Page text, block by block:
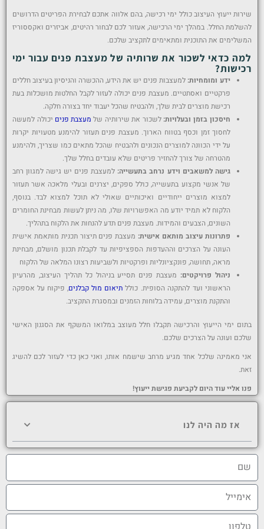
סמן קישורים
את
כל
האפשרויות
שירות ייעוץ העיצוב כולל ימי רכישה, בהם אלווה אתכם לבחירת הפריטים הדרושים
להשלמת החלל. במהלך ימי הרכישה, אעזור לכם לבחור רהיטים, אביזרים ואקססוריז
המשלימים את התוכנית ומתאימים לתקציב שלכם.
למה כדאי לשכור את שרותיה של מעצבת פנים עבור ימי
רכישות?
ידע ומומחיות: למעצבות פנים יש את הידע, ההכשרה והניסיון בעיצוב חללים
פרקטיים ואסתטיים. מעצבת פנים יכולה לעזור לקבל החלטות מושכלות בעת
רכישת מוצרים לבית שלך, ולהבטיח שהכל יעבוד יחד בצורה חלקה.
חיסכון בזמן ובעלויות: לשכור את שירותיה של מעצבת פנים יכולה למעשה
לחסוך זמן וכסף בטווח הארוך. מעצבת פנים תעזור להימנע מטעויות יקרות
על ידי הכוונה למוצרים הנכונים ולהבטיח שהכל מתאים כמו שצריך, ולהימנע
מהטרחה של צורך להחזיר פריטים שלא עובדים בחלל שלך.
גישה למשאבים וידע נרחב בתעשייה: למעצבת פנים יש גישה למגוון רחב
של אנשי מקצוע בתעשייה, כולל ספקים, יצרנים ובעלי מלאכה אשר תעזור
למצוא מוצרים ייחודיים ואיכותיים שאולי לא תוכל למצוא לבד. בנוסף,
הלקוח לא תמיד יודע מה האפשרויות שלו, מה ניתן לעשות מבחינת החומרים
השונים, הצבעים והמידות. מעצבת פנים תדע להנחות את הלקוח בתהליך.
פתרונות עיצוב מותאם אישית: מעצבת פנים תיצור תכנית מותאמת אישית
העונה על הצרכים וההעדפות הספציפיות עד לקבלת תכנון מושלם, מבחינת
מראה, תחושה, פונקציונליות ופרקטיות ולשביעות רצונו המלאה של הלקוח
ניהול פרויקטים: מעצבת פנים תסייע בניהול כל תהליך העיצוב, מהרעיון
הראשוני ועד להתקנה הסופית. כולל תיאום מול קבלנים, פיקוח על אספקה
והתקנת מוצרים, עמידה בלוחות הזמנים ובמסגרת התקציב.
בתום ימי הייעוץ והרכישה תקבלו חלל מעוצב במלואו המשקף את הסגנון האישי
שלכם ועונה על הצרכים שלכם.
אני מאמינה שלכל אחד מגיע מרחב שישמח אותו, ואני כאן כדי לעזור לכם להשיג
זאת.
פנו אליי עוד היום לקביעת פגישת ייעוץ!
אז מה היה לנו
ש
א
מט